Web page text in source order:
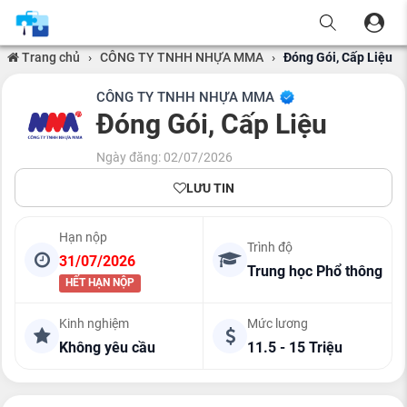
Trang chủ › CÔNG TY TNHH NHỰA MMA › Đóng Gói, Cấp Liệu
CÔNG TY TNHH NHỰA MMA
Đóng Gói, Cấp Liệu
Ngày đăng: 02/07/2026
LƯU TIN
Hạn nộp
31/07/2026
HẾT HẠN NỘP
Trình độ
Trung học Phổ thông
Kinh nghiệm
Không yêu cầu
Mức lương
11.5 - 15 Triệu